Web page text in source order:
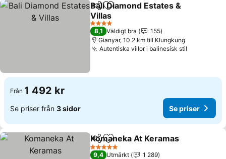
Dela Lägg till i Mina Favoriter
Bali Diamond Estates &
Villas
Se priser
4 Stjärnor
8,1 Väldigt bra
155
Gianyar, 10.2 km till Klungkung
Autentiska villor i balinesisk stil
Från 1 492 kr
Se priser från 3 sidor Se priser
Dela Lägg till i Mina Favoriter
Komaneka At Keramas
5 Stjärnor
9,4 Utmärkt
1 289